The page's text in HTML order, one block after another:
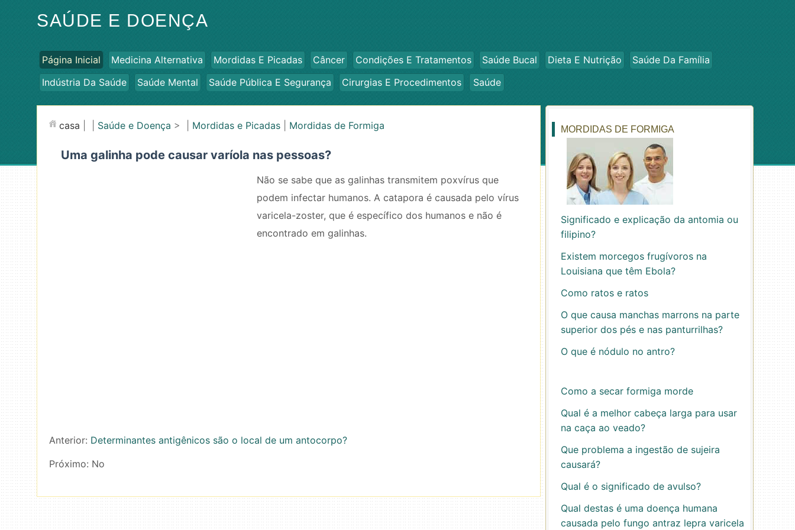
SAÚDE E DOENÇA
Página Inicial Medicina Alternativa Mordidas E Picadas Câncer Condições E Tratamentos Saúde Bucal Dieta E Nutrição
Saúde Da Família
Indústria Da Saúde
Saúde Mental Saúde Pública E Segurança Cirurgias E Procedimentos Saúde
casa Saúde e Doença > | Mordidas e Picadas Mordidas de Formiga
Uma galinha pode causar varíola nas pessoas?
Não se sabe que as galinhas transmitem poxvírus que
podem infectar humanos. A catapora é causada pelo vírus
varicela-zoster, que é específico dos humanos e não é
encontrado em galinhas.
Anterior: Determinantes antigênicos são o local de um antocorpo?
Próximo: No
MORDIDAS DE FORMIGA
Significado e explicação da antomia ou
filipino?
Existem morcegos frugívoros na
Louisiana que têm Ebola?
Como ratos e ratos
O que causa manchas marrons na parte
superior dos pés e nas panturrilhas?
O que é nódulo no antro?
Como a secar formiga morde
Qual é a melhor cabeça larga para usar
na caça ao veado?
Que problema a ingestão de sujeira
causará?
Qual é o significado de avulso?
Qual destas é uma doença humana
causada pelo fungo antraz lepra varicela